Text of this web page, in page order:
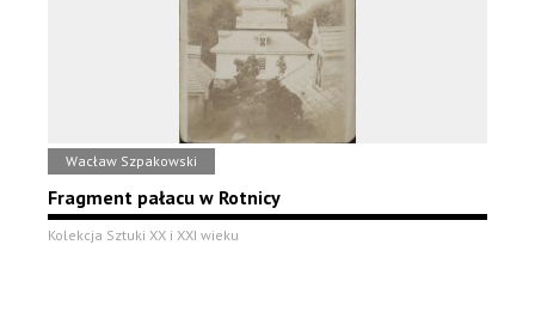
Wacław Szpakowski
Fragment pałacu w Rotnicy
Kolekcja Sztuki XX i XXI wieku